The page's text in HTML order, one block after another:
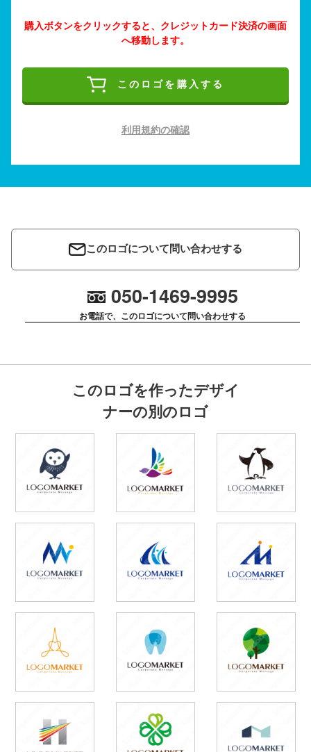
購入ボタンをクリックすると、クレジットカード決済の画面
へ移動します。
このロゴを購入する
利用規約の確認
このロゴについて問い合わせする
050-1469-9995
お電話で、このロゴについて問い合わせする
このロゴを作ったデザイ
ナーの別のロゴ